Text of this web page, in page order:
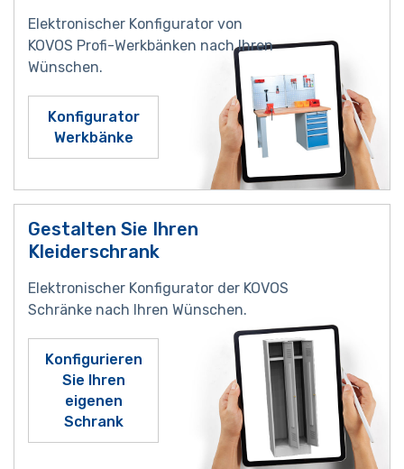
Elektronischer Konfigurator von
KOVOS Profi-Werkbänken nach Ihren
Wünschen.
Konfigurator
Werkbänke
Gestalten Sie Ihren
Kleiderschrank
Elektronischer Konfigurator der KOVOS
Schränke nach Ihren Wünschen.
Konfigurieren
Sie Ihren
eigenen
Schrank